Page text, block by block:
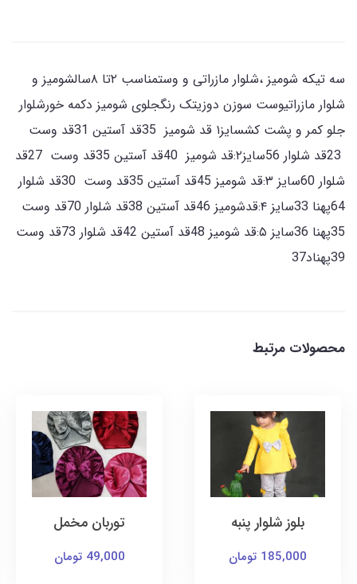
سه تیکه شومیز ،شلوار مازراتی و وستمناسب ۲تا ۸سالشومیز و
شلوار مازراتیوست سوزن دوزیتک رنگجلوی شومیز دکمه خورشلوار
جلو کمر و پشت کشسایز۱ قد شومیز 35قد آستین 31قد وست
23قد شلوار 56سایز۲:قد شومیز 40قد آستین 35قد وست 27قد
شلوار 60سایز ۳:قد شومیز 45قد آستین 35قد وست 30قد شلوار
64پهنا 33سایز ۴:قدشومیز 46قد آستین 38قد شلوار 70قد وست
35پهنا 36سایز ۵:قد شومیز 48قد آستین 42قد شلوار 73قد وست
39پهناد37
محصولات مرتبط
بلوز شلوار پنبه
185,000 تومان
توربان مخمل
49,000 تومان